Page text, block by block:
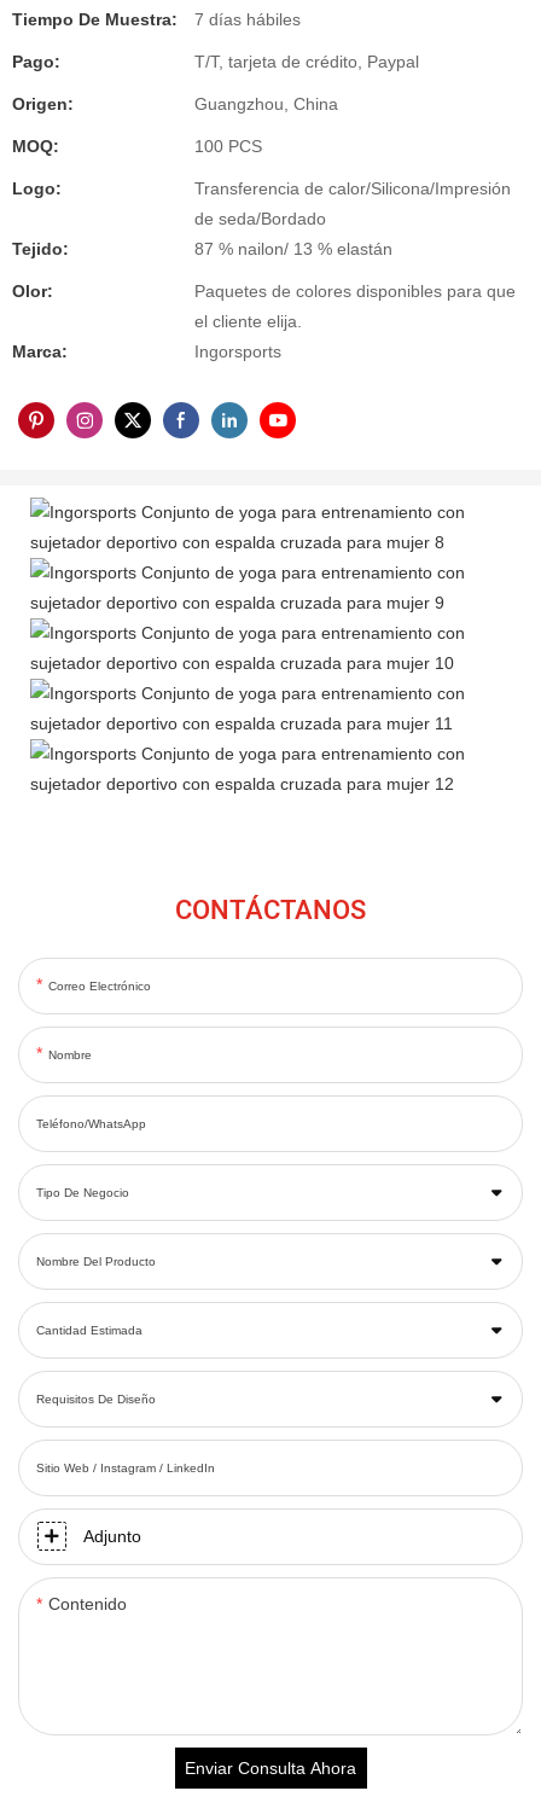
Tiempo De Muestra: 7 días hábiles
Pago: T/T, tarjeta de crédito, Paypal
Origen: Guangzhou, China
MOQ: 100 PCS
Logo:
Transferencia de calor/Silicona/Impresión
de seda/Bordado
Tejido:
87 % nailon/ 13 % elastán
Olor:
Paquetes de colores disponibles para que
el cliente elija.
Marca:
Ingorsports
CONTÁCTANOS
Correo Electrónico
Nombre
Teléfono/WhatsApp
Tipo De Negocio
Nombre Del Producto
Cantidad Estimada
Requisitos De Diseño
Sitio Web / Instagram / LinkedIn
Adjunto
Contenido
Enviar Consulta Ahora